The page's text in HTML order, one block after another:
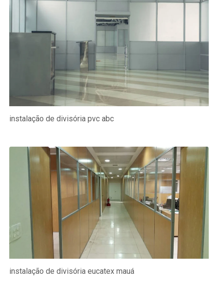
instalação de divisória pvc abc
instalação de divisória eucatex mauá